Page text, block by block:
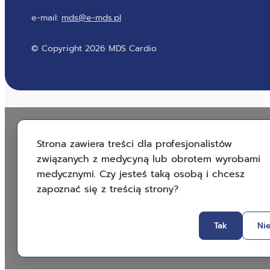
e-mail:mds@e-mds.pl
© Copyright 2026 MDS Cardio
Strona zawiera treści dla profesjonalistów
związanych z medycyną lub obrotem wyrobami
medycznymi. Czy jesteś taką osobą i chcesz
zapoznać się z treścią strony?
Tak